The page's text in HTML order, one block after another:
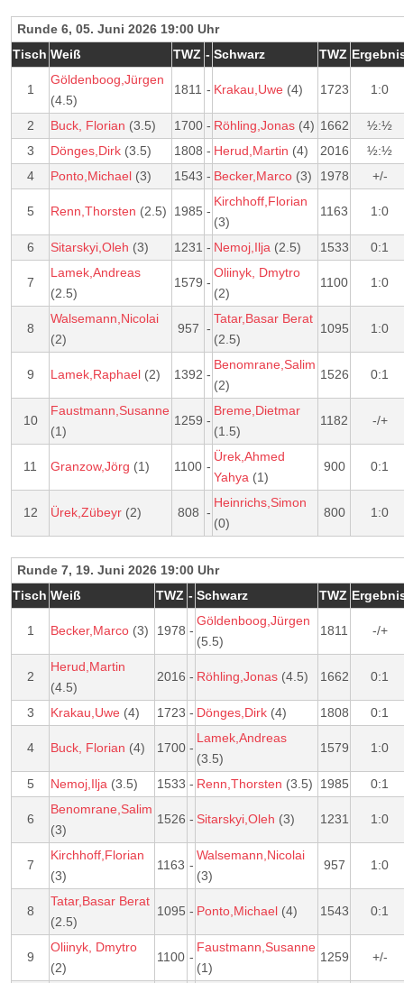
Runde 6, 05. Juni 2026 19:00 Uhr
Tisch Weiß TWZ - Schwarz TWZ
1
Göldenboog,Jürgen
(4.5)
1811 - Krakau,Uwe (4) 1723 1:0
2 Buck, Florian (3.5) 1700 - Röhling,Jonas (4) 1662
½:½
3
Dönges,Dirk (3.5) 1808 - Herud,Martin (4) 2016
½:½
4
Ponto,Michael (3) 1543 - Becker,Marco (3) 1978 +/-
5 Renn,Thorsten (2.5) 1985 -
Kirchhoff,Florian
(3)
1163 1:0
6 Sitarskyi,Oleh (3) 1231 - Nemoj,Ilja (2.5) 1533 0:1
7
Lamek,Andreas
(2.5)
1579 -
Oliinyk, Dmytro
(2)
1100 1:0
8
Walsemann,Nicolai
(2)
957 -
Tatar,Basar Berat
(2.5)
1095 1:0
9 Lamek,Raphael (2) 1392 -
Benomrane,Salim
(2)
1526 0:1
10
Faustmann,Susanne
(1)
1259 -
Breme,Dietmar
(1.5)
1182 -/+
11 Granzow,Jörg (1) 1100 -
Ürek,Ahmed
Yahya (1)
900 0:1
12 Ürek,Zübeyr (2) 808 -
Heinrichs,Simon
(0)
800 1:0
Runde 7, 19. Juni 2026 19:00 Uhr
Tisch Weiß TWZ - Schwarz TWZ
1 Becker,Marco (3) 1978 -
Göldenboog,Jürgen
(5.5)
1811 -/+
2
Herud,Martin
(4.5)
2016 - Röhling,Jonas (4.5) 1662 0:1
3 Krakau,Uwe (4) 1723 - Dönges,Dirk (4) 1808 0:1
4 Buck, Florian (4) 1700 -
Lamek,Andreas
(3.5)
1579 1:0
5 Nemoj,Ilja (3.5) 1533 - Renn,Thorsten (3.5) 1985 0:1
6
Benomrane,Salim
(3)
1526 - Sitarskyi,Oleh (3) 1231 1:0
7
Kirchhoff,Florian
(3)
1163 -
Walsemann,Nicolai
(3)
957 1:0
8
Tatar,Basar Berat
(2.5)
1095 - Ponto,Michael (4) 1543 0:1
9
Oliinyk, Dmytro
(2)
1100 -
Faustmann,Susanne
(1)
1259 +/-